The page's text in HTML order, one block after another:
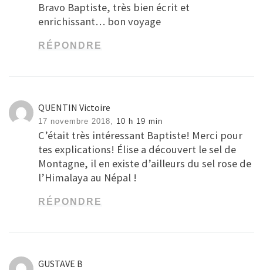
Bravo Baptiste, très bien écrit et
enrichissant… bon voyage
RÉPONDRE
QUENTIN Victoire
17 novembre 2018, 10 h 19 min
C’était très intéressant Baptiste! Merci pour
tes explications! Élise a découvert le sel de
Montagne, il en existe d’ailleurs du sel rose de
l’Himalaya au Népal !
RÉPONDRE
GUSTAVE B